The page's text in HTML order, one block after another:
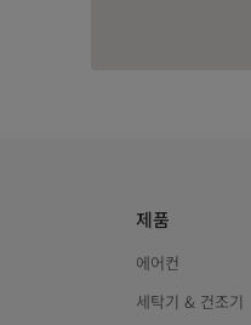
제품
에어컨
세탁기 & 건조기